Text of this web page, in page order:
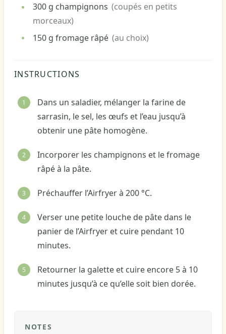
300 g champignons (coupés en petits
morceaux)
150 g fromage râpé (au choix)
INSTRUCTIONS
Dans un saladier, mélanger la farine de
sarrasin, le sel, les œufs et l’eau jusqu’à
obtenir une pâte homogène.
Incorporer les champignons et le fromage
râpé à la pâte.
Préchauffer l’Airfryer à 200 °C.
Verser une petite louche de pâte dans le
panier de l’Airfryer et cuire pendant 10
minutes.
Retourner la galette et cuire encore 5 à 10
minutes jusqu’à ce qu’elle soit bien dorée.
NOTES